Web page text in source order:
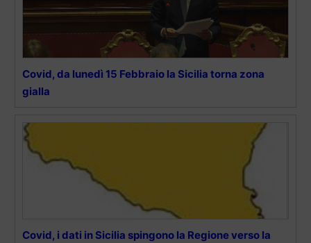
Covid, da lunedì 15 Febbraio la Sicilia torna zona
gialla
Covid, i dati in Sicilia spingono la Regione verso la